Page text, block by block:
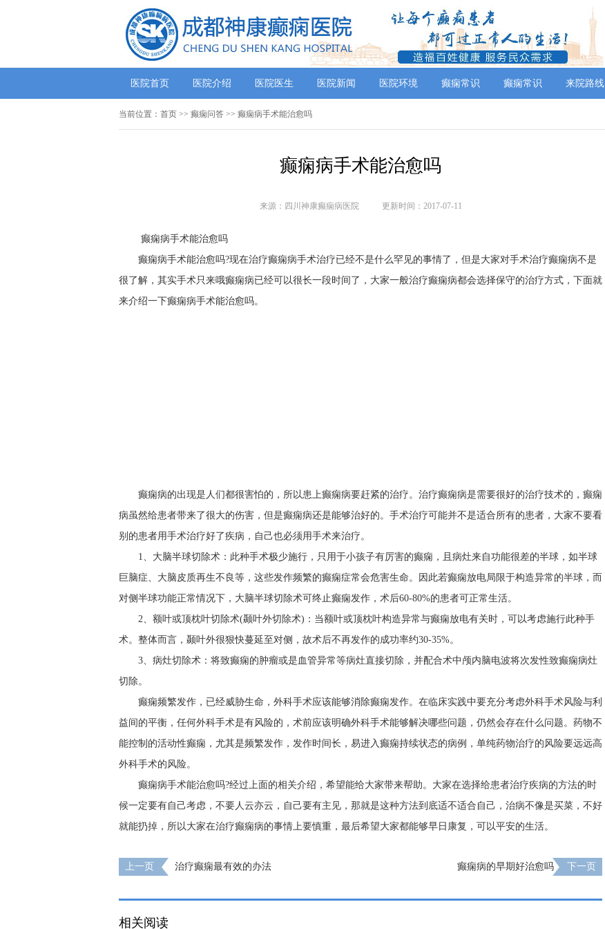
医院首页 医院介绍 医院医生 医院新闻 医院环境 癫痫常识 癫痫常识 来院路线
当前位置： 首页 >> 癫痫问答 >> 癫痫病手术能治愈吗
癫痫病手术能治愈吗
来源：四川神康癫痫病医院 更新时间：2017-07-11
癫痫病手术能治愈吗
癫痫病手术能治愈吗?现在治疗癫痫病手术治疗已经不是什么罕见的事情了，但是大家对手术治疗癫痫病不是
很了解，其实手术只来哦癫痫病已经可以很长一段时间了，大家一般治疗癫痫病都会选择保守的治疗方式，下面就
来介绍一下癫痫病手术能治愈吗。
癫痫病的出现是人们都很害怕的，所以患上癫痫病要赶紧的治疗。治疗癫痫病是需要很好的治疗技术的，癫痫
病虽然给患者带来了很大的伤害，但是癫痫病还是能够治好的。手术治疗可能并不是适合所有的患者，大家不要看
别的患者用手术治疗好了疾病，自己也必须用手术来治疗。
1、大脑半球切除术：此种手术极少施行，只用于小孩子有厉害的癫痫，且病灶来自功能很差的半球，如半球
巨脑症、大脑皮质再生不良等，这些发作频繁的癫痫症常会危害生命。因此若癫痫放电局限于构造异常的半球，而
对侧半球功能正常情况下，大脑半球切除术可终止癫痫发作，术后60-80%的患者可正常生活。
2、额叶或顶枕叶切除术(颞叶外切除术)：当额叶或顶枕叶构造异常与癫痫放电有关时，可以考虑施行此种手
术。整体而言，颞叶外很狠快蔓延至对侧，故术后不再发作的成功率约30-35%。
3、病灶切除术：将致癫痫的肿瘤或是血管异常等病灶直接切除，并配合术中颅内脑电波将次发性致癫痫病灶
切除。
癫痫频繁发作，已经威胁生命，外科手术应该能够消除癫痫发作。在临床实践中要充分考虑外科手术风险与利
益间的平衡，任何外科手术是有风险的，术前应该明确外科手术能够解决哪些问题，仍然会存在什么问题。药物不
能控制的活动性癫痫，尤其是频繁发作，发作时间长，易进入癫痫持续状态的病例，单纯药物治疗的风险要远远高
外科手术的风险。
癫痫病手术能治愈吗?经过上面的相关介绍，希望能给大家带来帮助。大家在选择给患者治疗疾病的方法的时
候一定要有自己考虑，不要人云亦云，自己要有主见，那就是这种方法到底适不适合自己，治病不像是买菜，不好
就能扔掉，所以大家在治疗癫痫病的事情上要慎重，最后希望大家都能够早日康复，可以平安的生活。
上一页 治疗癫痫最有效的办法 癫痫病的早期好治愈吗 下一页
相关阅读